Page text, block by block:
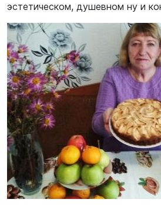
эстетическом, душевном ну и